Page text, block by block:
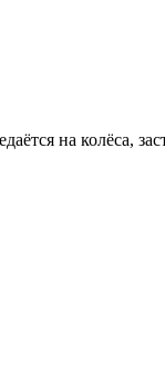
на колёса,